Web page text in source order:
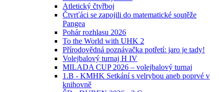
Atletický čtyřboj
Čtvrťáci se zapojili do matematické soutěže
Pangea
Pohár rozhlasu 2026
To the World with UHK 2
Přírodovědná poznávačka potřetí: jaro je tady!
Volejbalový turnaj H IV
MILADA CUP 2026 – volejbalový turnaj
1.B - KMHK Setkání s velrybou aneb poprvé v
knihovně